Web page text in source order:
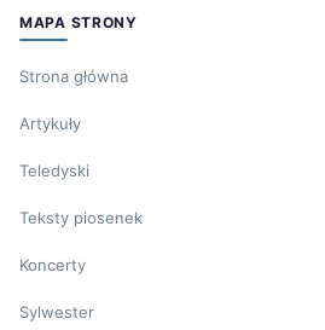
MAPA STRONY
Strona główna
Artykuły
Teledyski
Teksty piosenek
Koncerty
Sylwester